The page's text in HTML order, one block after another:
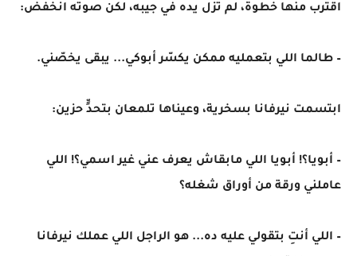
اقترب منها خطوة، لم تزل يده في جيبه، لكن صوته انخفض:
– طالما اللي بتعمليه ممكن يكسّر أبوكي... يبقى يخصّني.
ابتسمت نيرفانا بسخرية، وعيناها تلمعان بتحدٍّ حزين:
– أبويا؟! أبويا اللي مابقاش يعرف عني غير اسمي؟! اللي
عاملني ورقة من أوراق شغله؟
– اللي أنتِ بتقولي عليه ده... هو الراجل اللي عملك نيرفانا